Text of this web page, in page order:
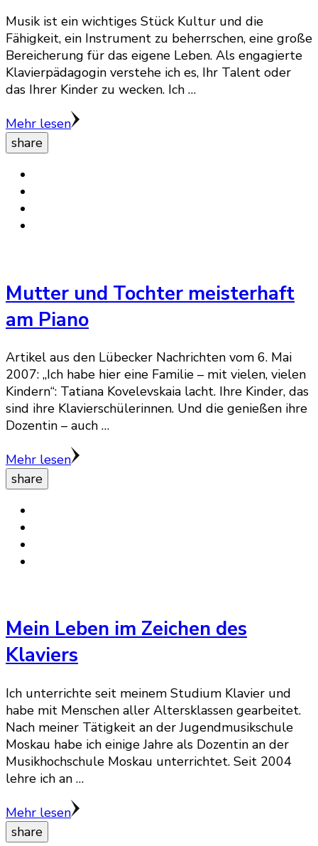
Musik ist ein wichtiges Stück Kultur und die
Fähigkeit, ein Instrument zu beherrschen, eine große
Bereicherung für das eigene Leben. Als engagierte
Klavierpädagogin verstehe ich es, Ihr Talent oder
das Ihrer Kinder zu wecken. Ich …
Mehr lesen
share
Mutter und Tochter meisterhaft
am Piano
Artikel aus den Lübecker Nachrichten vom 6. Mai
2007: „Ich habe hier eine Familie – mit vielen, vielen
Kindern“: Tatiana Kovelevskaia lacht. Ihre Kinder, das
sind ihre Klavierschülerinnen. Und die genießen ihre
Dozentin – auch …
Mehr lesen
share
Mein Leben im Zeichen des
Klaviers
Ich unterrichte seit meinem Studium Klavier und
habe mit Menschen aller Altersklassen gearbeitet.
Nach meiner Tätigkeit an der Jugendmusikschule
Moskau habe ich einige Jahre als Dozentin an der
Musikhochschule Moskau unterrichtet. Seit 2004
lehre ich an …
Mehr lesen
share